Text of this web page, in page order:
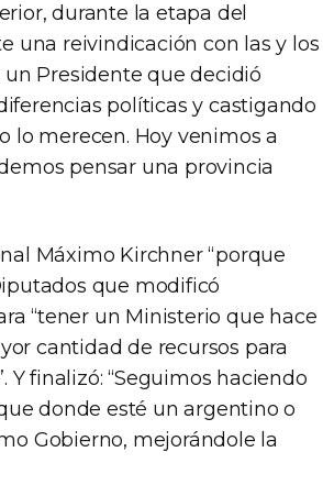
durante la etapa del
una reivindicación con las y los
Presidente que decidió
políticas y castigando
lo merecen. Hoy venimos a
pensar una provincia
Máximo Kirchner “porque
que modificó
“tener un Ministerio que hace
cantidad de recursos para
finalizó: “Seguimos haciendo
donde esté un argentino o
Gobierno, mejorándole la